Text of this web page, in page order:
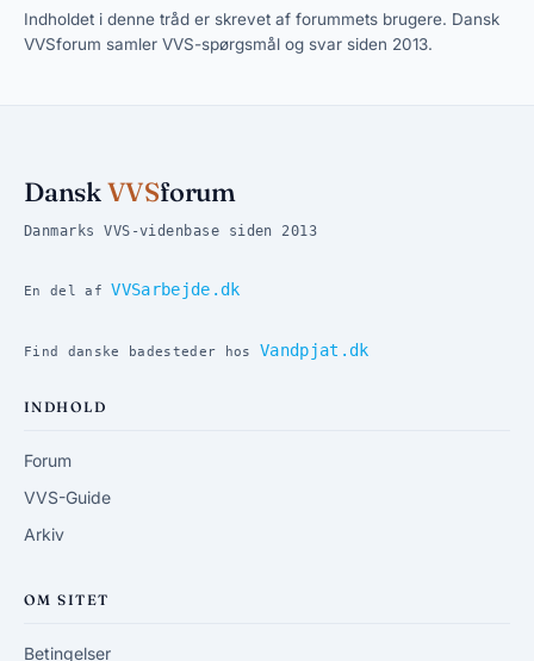
Indholdet i denne tråd er skrevet af forummets brugere. Dansk
VVSforum samler VVS-spørgsmål og svar siden 2013.
DanskVVSforum
Danmarks VVS-videnbase siden 2013
En del afVVSarbejde.dk
Find danske badesteder hos Vandpjat.dk
INDHOLD
Forum
VVS-Guide
Arkiv
OM SITET
Betingelser